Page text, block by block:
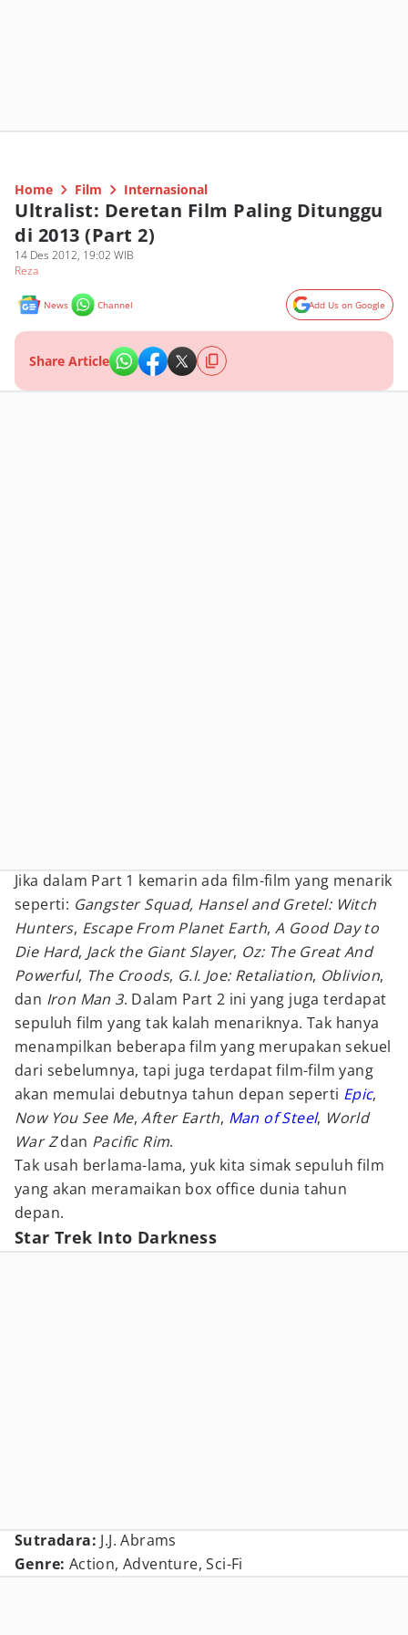
Home Film Internasional
Ultralist: Deretan Film Paling Ditunggu
di 2013 (Part 2)
14 Des 2012, 19:02 WIB
Reza
News Channel Add Us on Google
Share Article
Jika dalam Part 1 kemarin ada film-film yang menarik
seperti: Gangster Squad, Hansel and Gretel: Witch
Hunters, Escape From Planet Earth,A Good Day to
Die Hard, Jack the Giant Slayer, Oz: The Great And
Powerful, The Croods, G.I. Joe: Retaliation, Oblivion,
dan Iron Man 3. Dalam Part 2 ini yang juga terdapat
sepuluh film yang tak kalah menariknya. Tak hanya
menampilkan beberapa film yang merupakan sekuel
dari sebelumnya, tapi juga terdapat film-film yang
akan memulai debutnya tahun depan seperti Epic,
Now You See Me,After Earth, Man of Steel, World
War Zdan Pacific Rim.
Tak usah berlama-lama, yuk kita simak sepuluh film
yang akan meramaikan box office dunia tahun
depan.
Star Trek Into Darkness
Sutradara: J.J. Abrams
Genre: Action, Adventure, Sci-Fi